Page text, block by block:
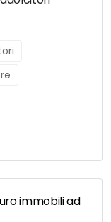
immobili ad